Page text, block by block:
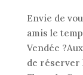
Envie de
amis le
Vendée
de réserver